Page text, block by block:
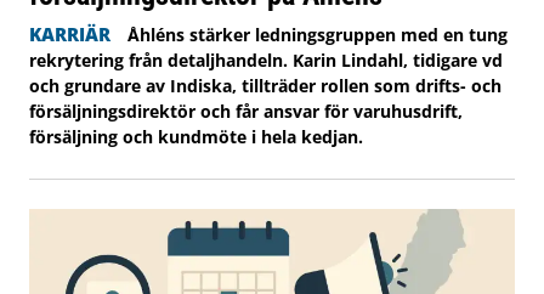
KARRIÄR
Åhléns stärker ledningsgruppen med en tung
rekrytering från detaljhandeln. Karin Lindahl, tidigare vd
och grundare av Indiska, tillträder rollen som drifts- och
försäljningsdirektör och får ansvar för varuhusdrift,
försäljning och kundmöte i hela kedjan.